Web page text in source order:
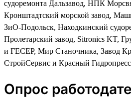
судоремонта Дальзавод, НПК
Кронштадтский морской завод,
ЗиО-Подольск, Находкинский
Пролетарский завод, Sitronics KT,
и ГЕСЕР, Мир Станочника, Завод
СтройСервис и Красный
Опрос